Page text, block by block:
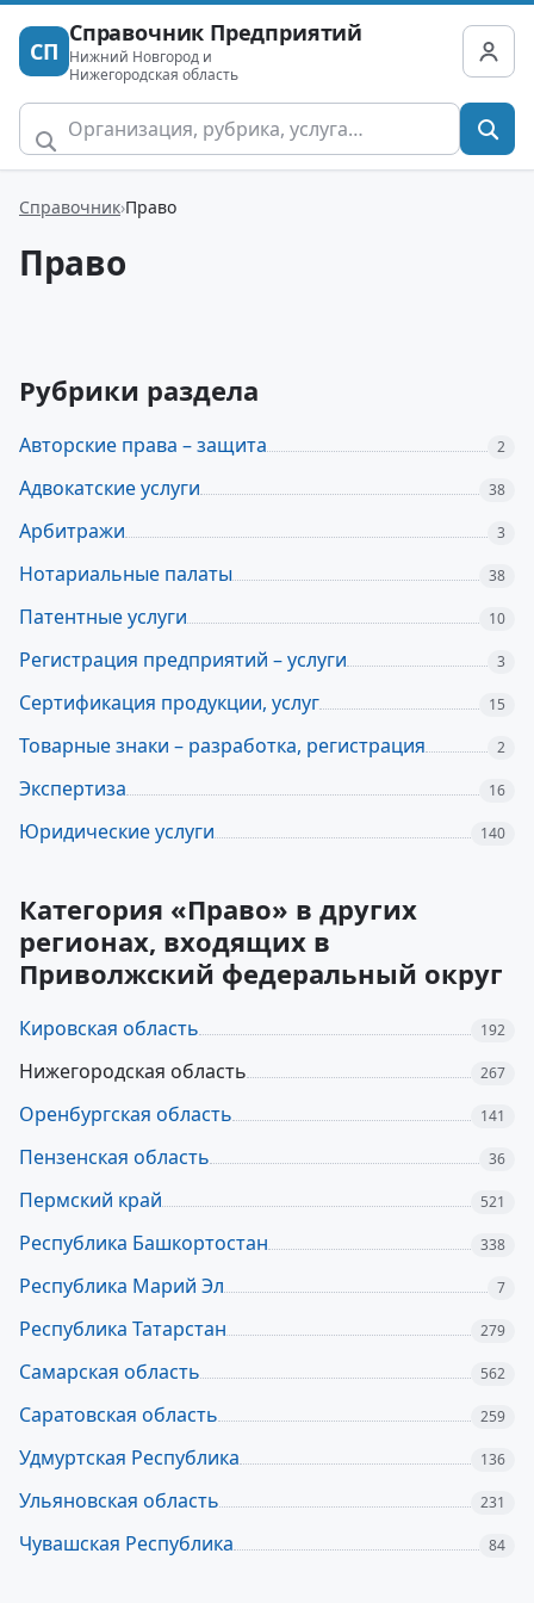
СП
Справочник Предприятий
Нижний Новгород и
Нижегородская область
Справочник Право
Право
Рубрики раздела
Авторские права – защита 2
Адвокатские услуги 38
Арбитражи 3
Нотариальные палаты 38
Патентные услуги 10
Регистрация предприятий – услуги 3
Сертификация продукции, услуг 15
Товарные знаки – разработка, регистрация 2
Экспертиза 16
Юридические услуги 140
Категория «Право» в других
регионах, входящих в
Приволжский федеральный округ
Кировская область 192
Нижегородская область 267
Оренбургская область 141
Пензенская область 36
Пермский край 521
Республика Башкортостан 338
Республика Марий Эл 7
Республика Татарстан 279
Самарская область 562
Саратовская область 259
Удмуртская Республика 136
Ульяновская область 231
Чувашская Республика 84